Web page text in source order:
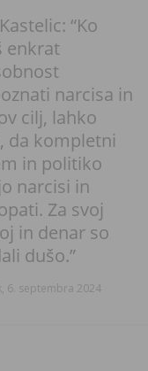
“Ko
enkrat
narcisa in
cilj, lahko
da kompletni
in politiko
narcisi in
Za svoj
in denar so
dušo.”
6. septembra 2024